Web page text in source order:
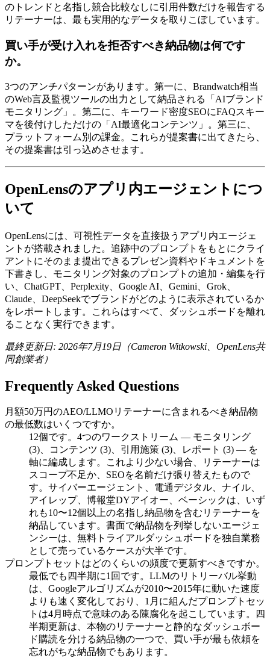
のトレンドと名指し競合比較なしに引用件数だけを報告する
リテーナーは、最も実用的なデータを取りこぼしています。
買い手が受け入れを拒否すべき納品物は何です
か。
3つのアンチパターンがあります。第一に、Brandwatch相当
のWeb言及監視ツールの出力として納品される「AIブランド
モニタリング」。第二に、キーワード密度SEOにFAQスキー
マを後付けしただけの「AI最適化コンテンツ」。第三に、
プラットフォーム別の課金。これらが提案書に出てきたら、
その提案書は引っ込めさせます。
OpenLensのアプリ内エージェントにつ
いて
OpenLensには、可視性データを直接扱うアプリ内エージェ
ントが搭載されました。追跡中のプロンプトをもとにクライ
アントにそのまま提出できるプレゼン資料やドキュメントを
下書きし、モニタリング対象のプロンプトの追加・編集を行
い、ChatGPT、Perplexity、Google AI、Gemini、Grok、
Claude、DeepSeekでブランドがどのように表示されているか
をレポートします。これらはすべて、ダッシュボードを離れ
ることなく実行できます。
最終更新日: 2026年7月19日（Cameron Witkowski、OpenLens共
同創業者）
Frequently Asked Questions
月額50万円のAEO/LLMOリテーナーに含まれるべき納品物
の最低数はいくつですか。
12個です。4つのワークストリーム — モニタリング
(3)、コンテンツ (3)、引用施策 (3)、レポート (3) — を
軸に編成します。これより少ない場合、リテーナーは
スコープ不足か、SEOを名前だけ張り替えたもので
す。サイバーエージェント、電通デジタル、ナイル、
アイレップ、博報堂DYアイオー、ベーシックは、いず
れも10〜12個以上の名指し納品物を含むリテーナーを
納品しています。書面で納品物を列挙しないエージェ
ンシーは、無料トライアルダッシュボードを独自業務
として売っているケースが大半です。
プロンプトセットはどのくらいの頻度で更新すべきですか。
最低でも四半期に1回です。LLMのリトリーバル挙動
は、Googleアルゴリズムが2010〜2015年に動いた速度
よりも速く変化しており、1月に組んだプロンプトセッ
トは4月時点で意味のある陳腐化を起こしています。四
半期更新は、本物のリテーナーと静的なダッシュボー
ド購読を分ける納品物の一つで、買い手が最も依頼を
忘れがちな納品物でもあります。